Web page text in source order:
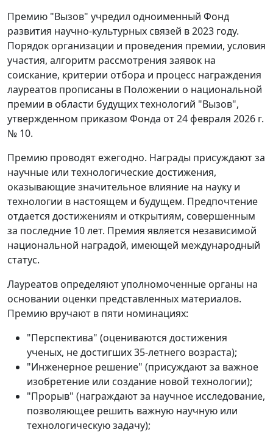
Премию "Вызов" учредил одноименный Фонд
развития научно-культурных связей в 2023 году.
Порядок организации и проведения премии, условия
участия, алгоритм рассмотрения заявок на
соискание, критерии отбора и процесс награждения
лауреатов прописаны в Положении о национальной
премии в области будущих технологий "Вызов",
утвержденном приказом Фонда от 24 февраля 2026 г.
№ 10.
Премию проводят ежегодно. Награды присуждают за
научные или технологические достижения,
оказывающие значительное влияние на науку и
технологии в настоящем и будущем. Предпочтение
отдается достижениям и открытиям, совершенным
за последние 10 лет. Премия является независимой
национальной наградой, имеющей международный
статус.
Лауреатов определяют уполномоченные органы на
основании оценки представленных материалов.
Премию вручают в пяти номинациях:
"Перспектива" (оцениваются достижения
ученых, не достигших 35-летнего возраста);
"Инженерное решение" (присуждают за важное
изобретение или создание новой технологии);
"Прорыв" (награждают за научное исследование,
позволяющее решить важную научную или
технологическую задачу);